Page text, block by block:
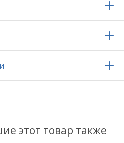
этот товар также